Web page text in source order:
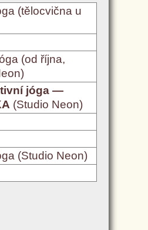
(tělocvična u
(od října,
jóga —
(Studio Neon)
(Studio Neon)